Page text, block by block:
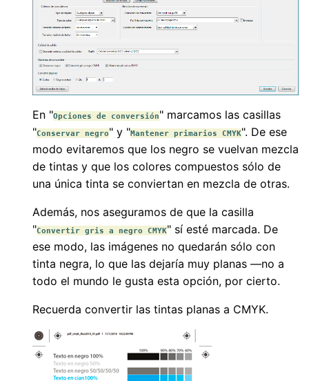
En "Opciones de conversión" marcamos las casillas
"Conservar negro" y "Mantener primarios CMYK". De ese
modo evitaremos que los negro se vuelvan mezcla
de tintas y que los colores compuestos sólo de
una única tinta se conviertan en mezcla de otras.
Además, nos aseguramos de que la casilla
"Convertir gris a negro CMYK" sí esté marcada. De
ese modo, las imágenes no quedarán sólo con
tinta negra, lo que las dejaría muy planas —no a
todo el mundo le gusta esta opción, por cierto.
Recuerda convertir las tintas planas a CMYK.